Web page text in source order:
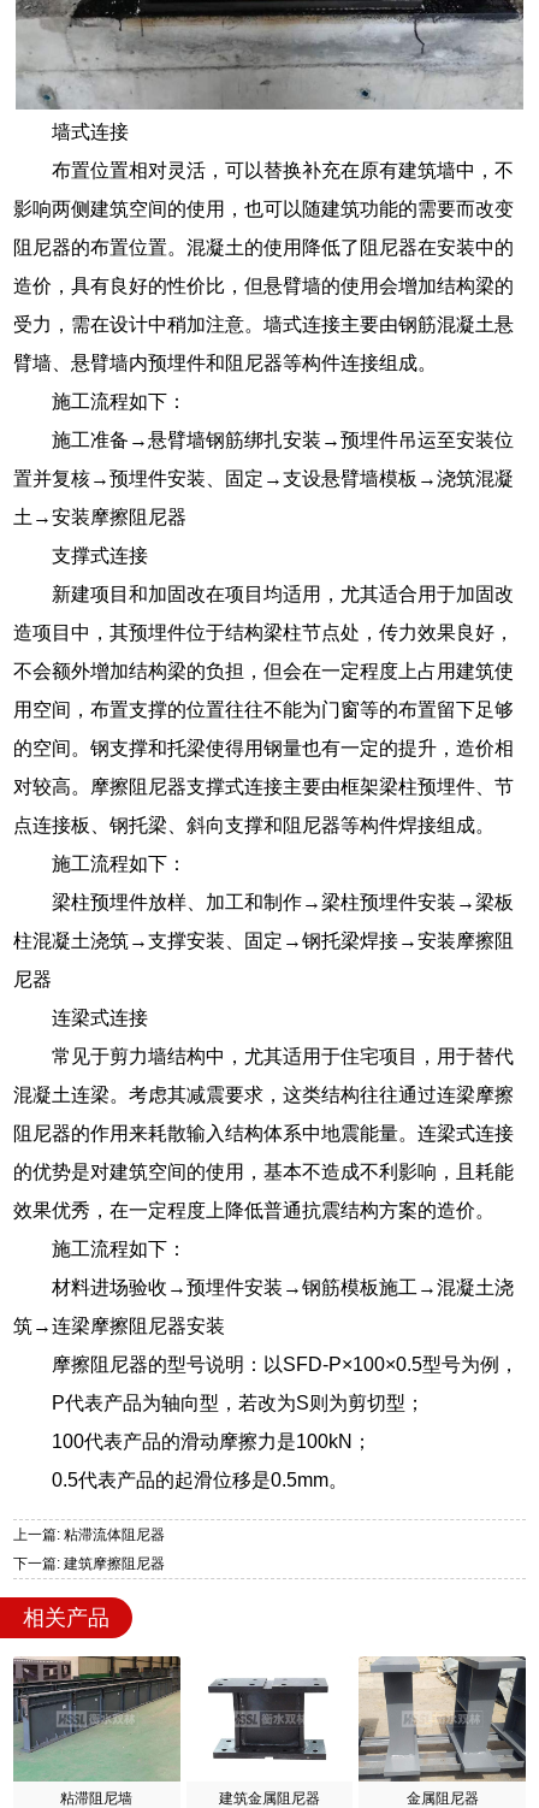
墙式连接
布置位置相对灵活，可以替换补充在原有建筑墙中，不
影响两侧建筑空间的使用，也可以随建筑功能的需要而改变
阻尼器的布置位置。混凝土的使用降低了阻尼器在安装中的
造价，具有良好的性价比，但悬臂墙的使用会增加结构梁的
受力，需在设计中稍加注意。墙式连接主要由钢筋混凝土悬
臂墙、悬臂墙内预埋件和阻尼器等构件连接组成。
施工流程如下：
施工准备→悬臂墙钢筋绑扎安装→预埋件吊运至安装位
置并复核→预埋件安装、固定→支设悬臂墙模板→浇筑混凝
土→安装摩擦阻尼器
支撑式连接
新建项目和加固改在项目均适用，尤其适合用于加固改
造项目中，其预埋件位于结构梁柱节点处，传力效果良好，
不会额外增加结构梁的负担，但会在一定程度上占用建筑使
用空间，布置支撑的位置往往不能为门窗等的布置留下足够
的空间。钢支撑和托梁使得用钢量也有一定的提升，造价相
对较高。摩擦阻尼器支撑式连接主要由框架梁柱预埋件、节
点连接板、钢托梁、斜向支撑和阻尼器等构件焊接组成。
施工流程如下：
梁柱预埋件放样、加工和制作→梁柱预埋件安装→梁板
柱混凝土浇筑→支撑安装、固定→钢托梁焊接→安装摩擦阻
尼器
连梁式连接
常见于剪力墙结构中，尤其适用于住宅项目，用于替代
混凝土连梁。考虑其减震要求，这类结构往往通过连梁摩擦
阻尼器的作用来耗散输入结构体系中地震能量。连梁式连接
的优势是对建筑空间的使用，基本不造成不利影响，且耗能
效果优秀，在一定程度上降低普通抗震结构方案的造价。
施工流程如下：
材料进场验收→预埋件安装→钢筋模板施工→混凝土浇
筑→连梁摩擦阻尼器安装
摩擦阻尼器的型号说明：以SFD-P×100×0.5型号为例，
P代表产品为轴向型，若改为S则为剪切型；
100代表产品的滑动摩擦力是100kN；
0.5代表产品的起滑位移是0.5mm。
上一篇: 粘滞流体阻尼器
下一篇: 建筑摩擦阻尼器
相关产品
粘滞阻尼墙 建筑金属阻尼器 金属阻尼器